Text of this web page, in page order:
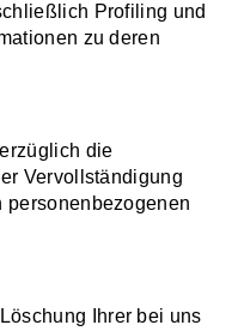
Profiling und
zu deren
die
Vervollständigung
personenbezogenen
Ihrer bei uns